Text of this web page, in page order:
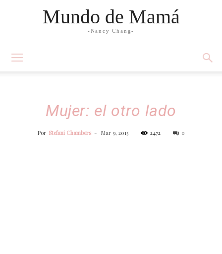
Mundo de Mamá
-Nancy Chang-
Mujer: el otro lado
Por Stefani Chambers - Mar 9, 2015 2472 0